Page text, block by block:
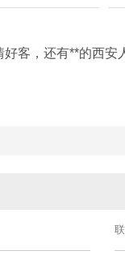
客，还有**的西安